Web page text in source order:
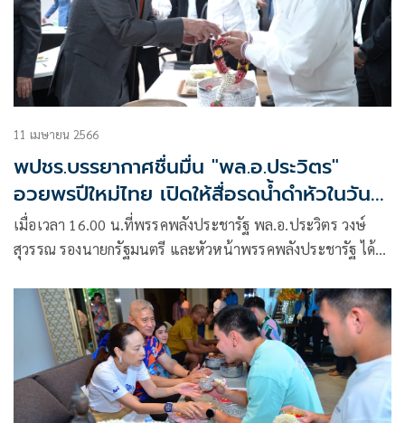
11 เมษายน 2566
พปชร.บรรยากาศชื่นมื่น "พล.อ.ประวิตร"
อวยพรปีใหม่ไทย เปิดให้สื่อรดน้ำดำหัวในวัน
สงกรานต์ขอบคุณที่ทำงานร่วมกันมา
เมื่อเวลา 16.00 น.ที่พรรคพลังประชารัฐ พล.อ.ประวิตร วงษ์
สุวรรณ รองนายกรัฐมนตรี และหัวหน้าพรรคพลังประชารัฐ ได้
ปี2566